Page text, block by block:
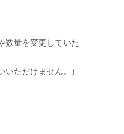
数量を変更していた
ただけません。）